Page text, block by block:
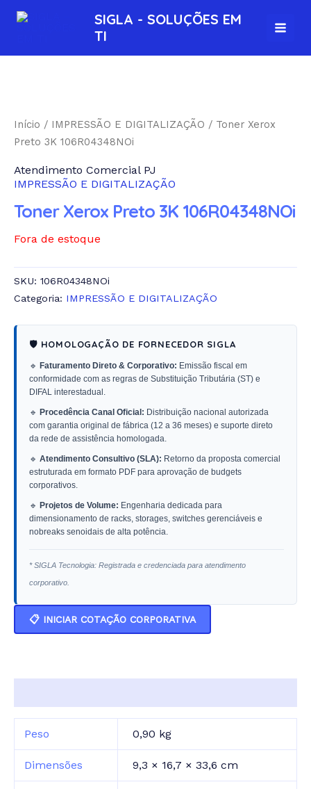
para
conteúdo
SIGLA - SOLUÇÕES EM
TI
Início / IMPRESSÃO E DIGITALIZAÇÃO / Toner Xerox
Preto 3K 106R04348NOi
Atendimento Comercial PJ
IMPRESSÃO E DIGITALIZAÇÃO
Toner Xerox Preto 3K 106R04348NOi
Fora de estoque
SKU: 106R04348NOi
Categoria: IMPRESSÃO E DIGITALIZAÇÃO
🛡️ HOMOLOGAÇÃO DE FORNECEDOR SIGLA
🔹 Faturamento Direto & Corporativo: Emissão fiscal em
conformidade com as regras de Substituição Tributária (ST) e
DIFAL interestadual.
🔹 Procedência Canal Oficial: Distribuição nacional autorizada
com garantia original de fábrica (12 a 36 meses) e suporte direto
da rede de assistência homologada.
🔹 Atendimento Consultivo (SLA): Retorno da proposta comercial
estruturada em formato PDF para aprovação de budgets
corporativos.
🔹 Projetos de Volume: Engenharia dedicada para
dimensionamento de racks, storages, switches gerenciáveis e
nobreaks senoidais de alta potência.
* SIGLA Tecnologia: Registrada e credenciada para atendimento
corporativo.
📋 INICIAR COTAÇÃO CORPORATIVA
Peso 0,90 kg
Dimensões 9,3 × 16,7 × 33,6 cm